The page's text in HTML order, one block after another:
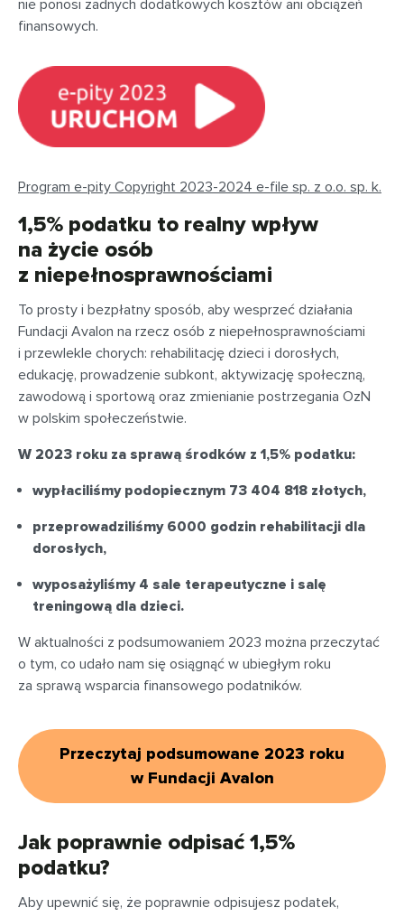
nie ponosi żadnych dodatkowych kosztów ani obciążeń
finansowych.
Program e-pity Copyright 2023-2024 e-file sp. z o.o. sp. k.
1,5% podatku to realny wpływ
na życie osób
z niepełnosprawnościami
To prosty i bezpłatny sposób, aby wesprzeć działania
Fundacji Avalon na rzecz osób z niepełnosprawnościami
i przewlekle chorych: rehabilitację dzieci i dorosłych,
edukację, prowadzenie subkont, aktywizację społeczną,
zawodową i sportową oraz zmienianie postrzegania OzN
w polskim społeczeństwie.
W 2023 roku za sprawą środków z 1,5% podatku:
wypłaciliśmy podopiecznym 73 404 818 złotych,
przeprowadziliśmy 6000 godzin rehabilitacji dla
dorosłych,
wyposażyliśmy 4 sale terapeutyczne i salę
treningową dla dzieci.
W aktualności z podsumowaniem 2023 można przeczytać
o tym, co udało nam się osiągnąć w ubiegłym roku
za sprawą wsparcia finansowego podatników.
Przeczytaj podsumowane 2023 roku
w Fundacji Avalon
Jak poprawnie odpisać 1,5%
podatku?
Aby upewnić się, że poprawnie odpisujesz podatek,